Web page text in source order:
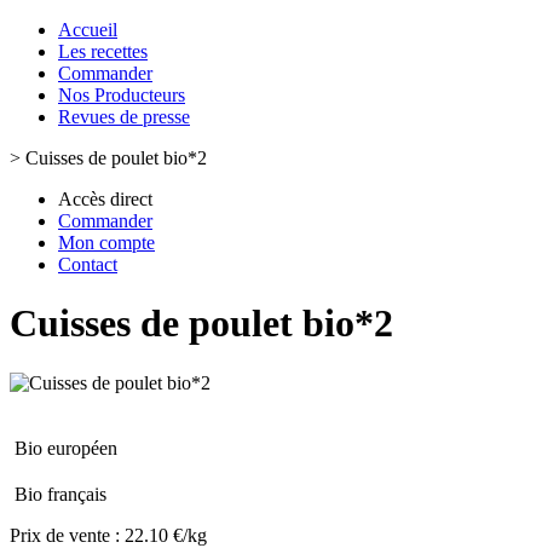
Accueil
Les recettes
Commander
Nos Producteurs
Revues de presse
> Cuisses de poulet bio*2
Accès direct
Commander
Mon compte
Contact
Cuisses de poulet bio*2
Bio européen
Bio français
Prix de vente : 22.10 €/kg